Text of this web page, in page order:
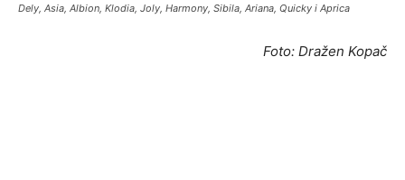
Dely, Asia, Albion, Klodia, Joly, Harmony, Sibila, Ariana, Quicky i Aprica
Foto: Dražen Kopač